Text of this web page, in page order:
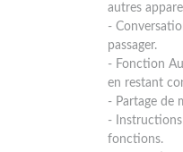
autres
-
passager.
- Fonction
en restant
- Partage de
-
fonctions.